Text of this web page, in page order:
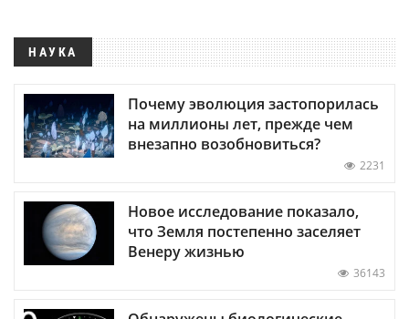
НАУКА
Почему эволюция застопорилась
на миллионы лет, прежде чем
внезапно возобновиться?
2231
Новое исследование показало,
что Земля постепенно заселяет
Венеру жизнью
36143